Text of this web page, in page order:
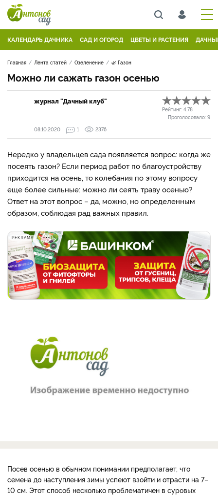
КАЛЕНДАРЬ ДАЧНИКА САД И ОГОРОД ЦВЕТЫ И РАСТЕНИЯ
Главная Лента статей Озеленение 🌿 Газон
Можно ли сажать газон осенью
журнал "Дачный клуб"
Рейтинг: 4.78
Проголосовало: 9
08.10.2020
1 2376
Нередко у владельцев сада появляется вопрос: когда же
посеять газон? Если период работ по благоустройству
приходится на осень, то колебания по этому вопросу
еще более сильные: можно ли сеять траву осенью?
Ответ на этот вопрос – да, можно, но определенным
образом, соблюдая рад важных правил.
РЕКЛАМА
Посев осенью в обычном понимании предполагает, что
семена до наступления зимы успеют взойти и отрасти на 7–
10 см. Этот способ несколько проблематичен в суровых